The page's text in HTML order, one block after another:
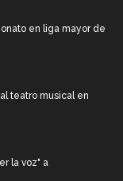
en liga mayor de
teatro musical en
la voz" a